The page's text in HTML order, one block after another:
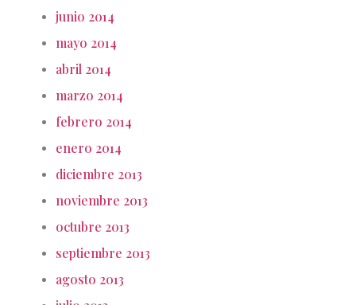
junio 2014
mayo 2014
abril 2014
marzo 2014
febrero 2014
enero 2014
diciembre 2013
noviembre 2013
octubre 2013
septiembre 2013
agosto 2013